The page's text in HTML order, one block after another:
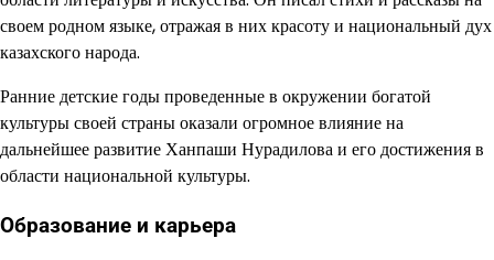
своем родном языке, отражая в них красоту и национальный дух
казахского народа.
Ранние детские годы проведенные в окружении богатой
культуры своей страны оказали огромное влияние на
дальнейшее развитие Ханпаши Нурадилова и его достижения в
области национальной культуры.
Образование и карьера